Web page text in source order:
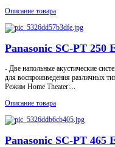
Описание товара
Panasonic SC-PT 250
- Две напольные акустические
для воспроизведения различных
Режим Home Theater:...
Описание товара
Panasonic SC-PT 465